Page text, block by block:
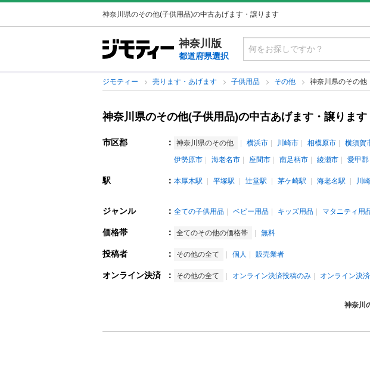
神奈川県のその他(子供用品)の中古あげます・譲ります
神奈川版
都道府県選択
ジモティー 売ります・あげます 子供用品 その他 神奈川県のその他
神奈川県のその他(子供用品)の中古あげます・譲ります
市区郡 ： 神奈川県のその他 横浜市 川崎市 相模原市 横須賀
伊勢原市
海老名市 座間市 南足柄市 綾瀬市 愛甲郡
駅 ： 本厚木駅 平塚駅 辻堂駅 茅ケ崎駅 海老名駅 川
ジャンル ： 全ての子供用品 ベビー用品 キッズ用品 マタニティ用
価格帯 ： 全てのその他の価格帯 無料
投稿者 ： その他の全て 個人 販売業者
オンライン決済 ： その他の全て オンライン決済投稿のみ オンライン決
神奈川